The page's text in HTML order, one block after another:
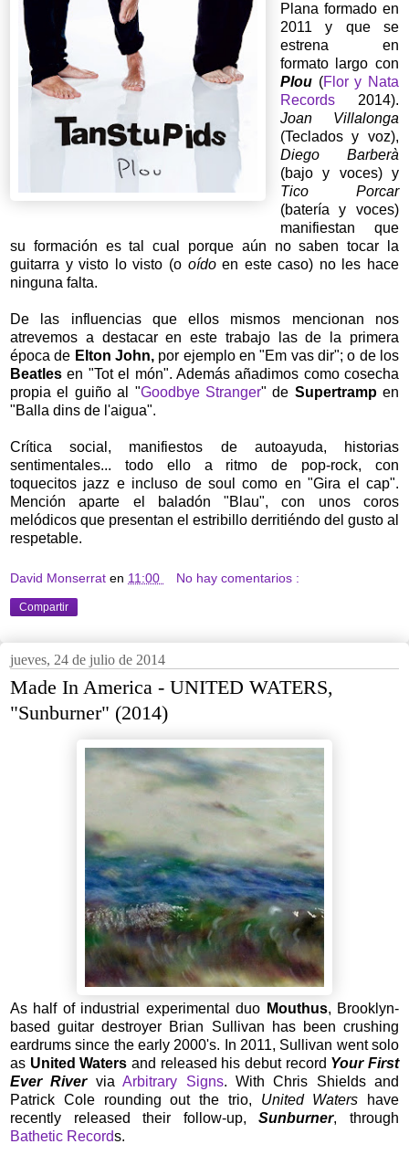
Plana formado en
2011 y que se
estrena en
formato largo con
Plou(Flor y Nata
Records2014).
Joan Villalonga
(Teclados y voz),
Diego Barberà
(bajo y voces) y
Tico Porcar
(batería y voces)
manifiestan que
su formación es tal cual porque aún no saben tocar la
guitarra y visto lo visto (o oídoen este caso) no les hace
ninguna falta.
De las influencias que ellos mismos mencionan nos
atrevemos a destacar en este trabajo las de la primera
época de Elton John, por ejemplo en "Em vas dir"; o de los
Beatles en "Tot el món". Además añadimos como cosecha
propia el guiño al "Goodbye Stranger" de Supertrampen
"Balla dins de l'aigua".
Crítica social, manifiestos de autoayuda, historias
sentimentales... todo ello a ritmo de pop-rock, con
toquecitos jazz e incluso de soul como en "Gira el cap".
Mención aparte el baladón "Blau", con unos coros
melódicos que presentan el estribillo derritiéndo del gusto al
respetable.
David Monserrat en 11:00 No hay comentarios :
Compartir
jueves, 24 de julio de 2014
Made In America - UNITED WATERS,
"Sunburner" (2014)
As half of industrial experimental duo Mouthus, Brooklyn-
based guitar destroyer Brian Sullivan has been crushing
eardrums since the early 2000's. In 2011, Sullivan went solo
as United Waters and released his debut record Your First
Ever RiverviaArbitrary Signs. With Chris Shields and
Patrick Cole rounding out the trio, United Waters have
recently released their follow-up,Sunburner, through
Bathetic Records.